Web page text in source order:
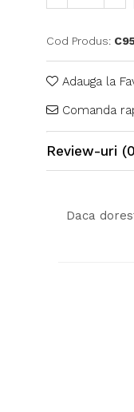
Cod Produs:
Adauga la
Comanda
Review-uri
Daca